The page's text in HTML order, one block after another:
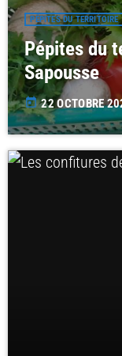
PÉPITES DU TERRITOIRE
Pépites du
Sapousse
today 22 OCTOBRE